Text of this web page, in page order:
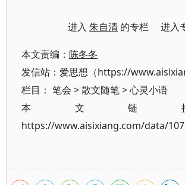
进入朱自清 的专栏 进入
本文责编： 陈冬冬
发信站：爱思想（https://
栏目： 笔会 >散文随笔>心灵小语
本文链
https://www.aisixiang.com/data/